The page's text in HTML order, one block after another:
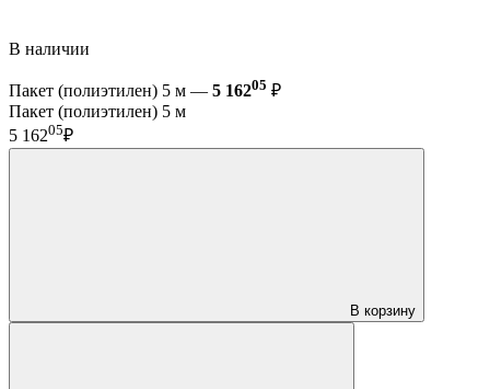
В наличии
Пакет (полиэтилен) 5 м — 5 16205 ₽
Пакет (полиэтилен) 5 м
5 16205₽
В корзину